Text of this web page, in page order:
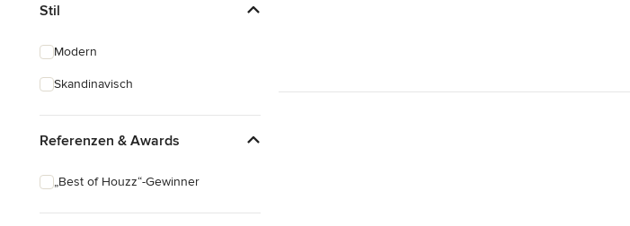
Küchenschränke nach Maß
Alle anzeigen
Stil
Modern
Skandinavisch
Referenzen & Awards
„Best of Houzz“-Gewinner